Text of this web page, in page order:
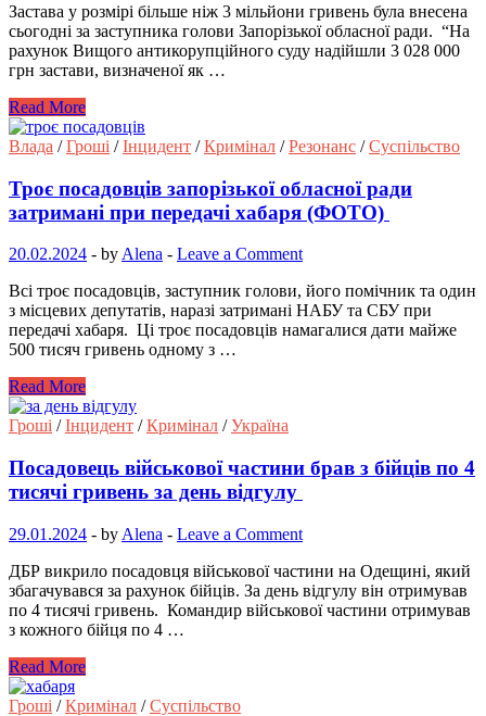
Застава у розмірі більше ніж 3 мільйони гривень була внесена
сьогодні за заступника голови Запорізької обласної ради. “На
рахунок Вищого антикорупційного суду надійшли 3 028 000
грн застави, визначеної як …
Read More
Влада /Гроші /Інцидент /Кримінал /Резонанс /Суспільство
Троє посадовців запорізької обласної ради
затримані при передачі хабаря (ФОТО)
20.02.2024 - by Alena - Leave a Comment
Всі троє посадовців, заступник голови, його помічник та один
з місцевих депутатів, наразі затримані НАБУ та СБУ при
передачі хабаря. Ці троє посадовців намагалися дати майже
500 тисяч гривень одному з …
Read More
Гроші /Інцидент /Кримінал /Україна
Посадовець військової частини брав з бійців по 4
тисячі гривень за день відгулу
29.01.2024 - by Alena - Leave a Comment
ДБР викрило посадовця військової частини на Одещині, який
збагачувався за рахунок бійців. За день відгулу він отримував
по 4 тисячі гривень. Командир військової частини отримував
з кожного бійця по 4 …
Read More
Гроші /Кримінал /Суспільство